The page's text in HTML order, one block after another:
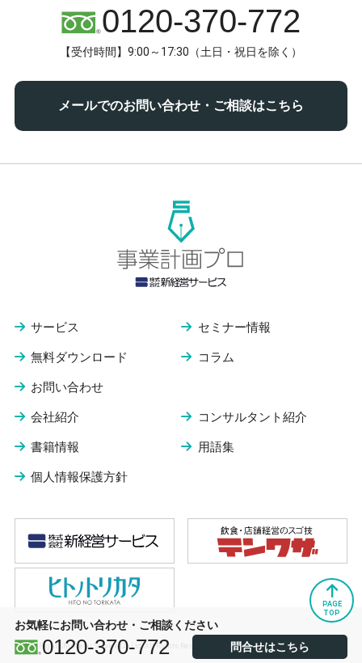
0120-370-772
【受付時間】9:00～17:30（土日・祝日を除く）
メールでのお問い合わせ・ご相談はこちら
サービス セミナー情報
無料ダウンロード コラム
お問い合わせ
会社紹介 コンサルタント紹介
書籍情報 用語集
個人情報保護方針
お気軽にお問い合わせ・ご相談ください
0120-370-772 問合せはこちら
© Copy Right Shinkeiei Service Co.,Ltd. All Rights Reserved.
PAGE
TOP